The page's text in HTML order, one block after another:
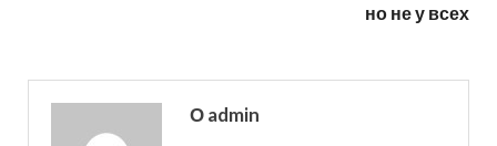
но не у всех
О admin